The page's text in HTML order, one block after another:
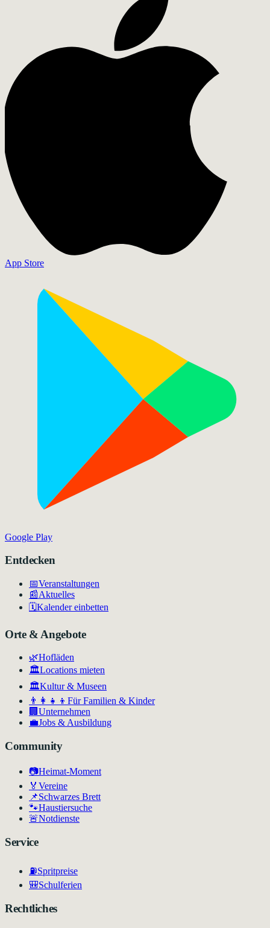
App Store
Google Play
Entdecken
📅Veranstaltungen
📰Aktuelles
🗓️Kalender einbetten
Orte & Angebote
🌿Hofläden
🏛️Locations mieten
🏛Kultur & Museen
👨‍👩‍👧‍👦 Für Familien & Kinder
🏢 Unternehmen
💼Jobs & Ausbildung
Community
📷Heimat-Moment
🏅 Vereine
📌Schwarzes Brett
🐾Haustiersuche
🚨Notdienste
Service
⛽Spritpreise
🎒Schulferien
Rechtliches